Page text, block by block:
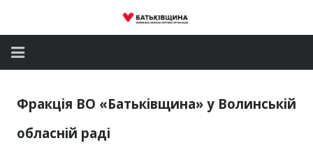
Фракція ВО «Батьківщина» у Волинській
обласній раді